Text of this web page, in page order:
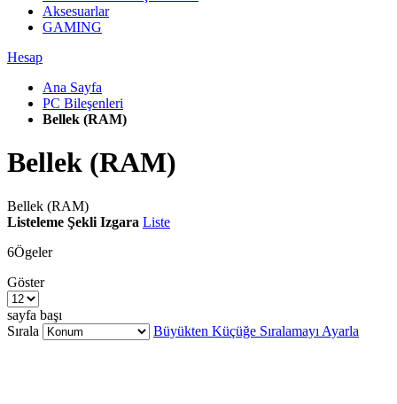
Aksesuarlar
GAMING
Hesap
Ana Sayfa
PC Bileşenleri
Bellek (RAM)
Bellek (RAM)
Bellek (RAM)
Listeleme Şekli Izgara Liste
6Ögeler
Göster
sayfa başı
Sırala
Büyükten Küçüğe Sıralamayı Ayarla